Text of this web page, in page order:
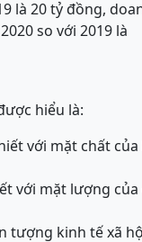
là 20 tỷ đồng,
so với 2019 là
hiểu là:
với mặt chất
với mặt lượng
tượng kinh tế xã